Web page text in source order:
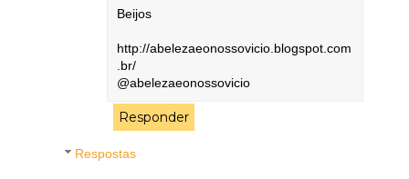
Beijos
http://abelezaeonossovicio.blogspot.com
.br/
@abelezaeonossovicio
Responder
Respostas